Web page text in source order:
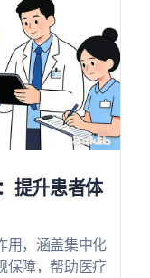
提升患者体
用，涵盖集中化
保障，帮助医疗